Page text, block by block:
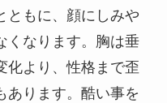
ともに、顔にしみや
くなります。胸は垂
化より、性格まで歪
あります。酷い事を